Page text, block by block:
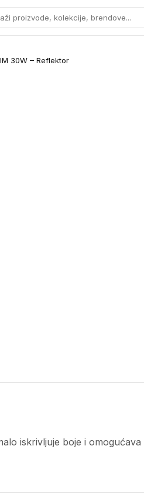
proizvode, kolekcije, brendove...
30W – Reflektor
iskrivljuje boje i